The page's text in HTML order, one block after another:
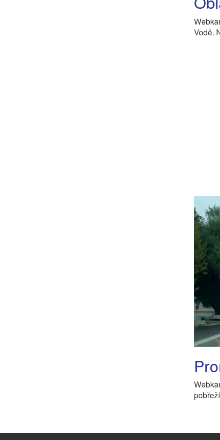
Vodě.